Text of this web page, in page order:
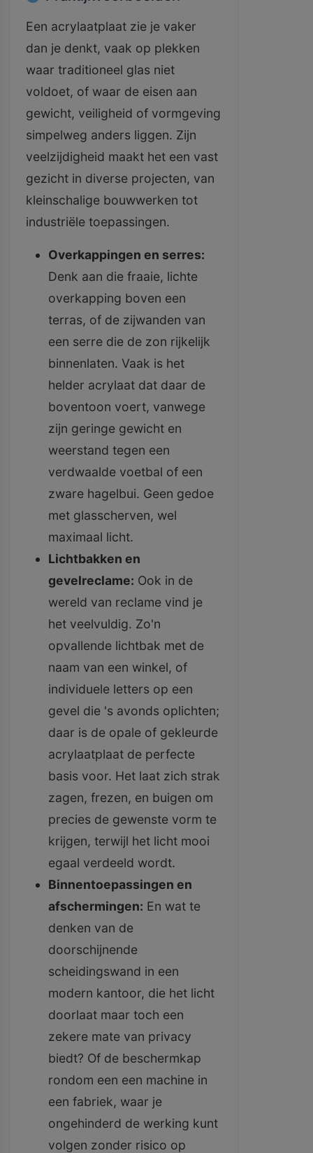
Een acrylaatplaat zie je vaker
dan je denkt, vaak op plekken
waar traditioneel glas niet
voldoet, of waar de eisen aan
gewicht, veiligheid of vormgeving
simpelweg anders liggen. Zijn
veelzijdigheid maakt het een vast
gezicht in diverse projecten, van
kleinschalige bouwwerken tot
industriële toepassingen.
Overkappingen en serres:
Denk aan die fraaie, lichte
overkapping boven een
terras, of de zijwanden van
een serre die de zon rijkelijk
binnenlaten. Vaak is het
helder acrylaat dat daar de
boventoon voert, vanwege
zijn geringe gewicht en
weerstand tegen een
verdwaalde voetbal of een
zware hagelbui. Geen gedoe
met glasscherven, wel
maximaal licht.
Lichtbakken en
gevelreclame: Ook in de
wereld van reclame vind je
het veelvuldig. Zo'n
opvallende lichtbak met de
naam van een winkel, of
individuele letters op een
gevel die 's avonds oplichten;
daar is de opale of gekleurde
acrylaatplaat de perfecte
basis voor. Het laat zich strak
zagen, frezen, en buigen om
precies de gewenste vorm te
krijgen, terwijl het licht mooi
egaal verdeeld wordt.
Binnentoepassingen en
afschermingen: En wat te
denken van de
doorschijnende
scheidingswand in een
modern kantoor, die het licht
doorlaat maar toch een
zekere mate van privacy
biedt? Of de beschermkap
rondom een een machine in
een fabriek, waar je
ongehinderd de werking kunt
volgen zonder risico op